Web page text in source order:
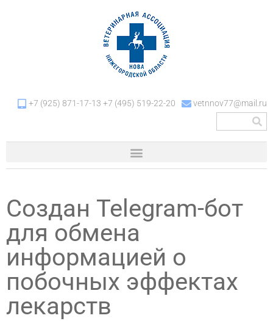
+7 (925) 871-17-13 +7 (495) 519-22-20 vetnnov77@mail.ru
Создан Теlegram-бот
для обмена
информацией о
побочных эффектах
лекарств